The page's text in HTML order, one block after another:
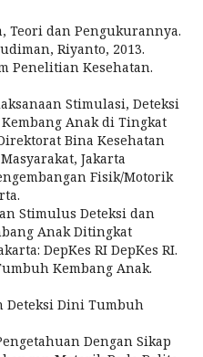
Teori dan Pengukurannya.
Riyanto, 2013.
Penelitian Kesehatan.
Stimulasi, Deteksi
Anak di Tingkat
Bina Kesehatan
Jakarta
Fisik/Motorik
Stimulus Deteksi dan
Anak Ditingkat
DepKes RI DepKes RI.
Kembang Anak.
Deteksi Dini Tumbuh
Dengan Sikap